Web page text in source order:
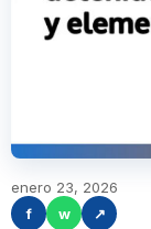
enero 23, 2026
f
w ↗